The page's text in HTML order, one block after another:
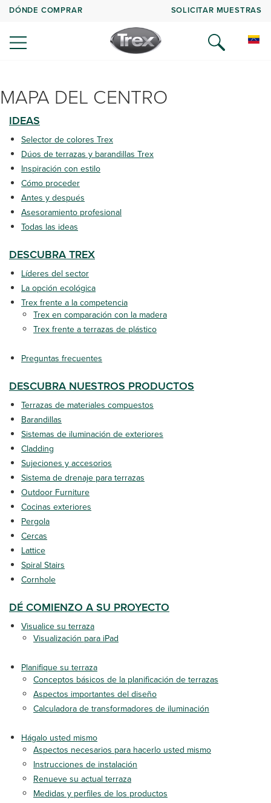
DÓNDE COMPRAR SOLICITAR MUESTRAS
MAPA DEL CENTRO
IDEAS
Selector de colores Trex
Dúos de terrazas y barandillas Trex
Inspiración con estilo
Cómo proceder
Antes y después
Asesoramiento profesional
Todas las ideas
DESCUBRA TREX
Líderes del sector
La opción ecológica
Trex frente a la competencia
Trex en comparación con la madera
Trex frente a terrazas de plástico
Preguntas frecuentes
DESCUBRA NUESTROS PRODUCTOS
Terrazas de materiales compuestos
Barandillas
Sistemas de iluminación de exteriores
Cladding
Sujeciones y accesorios
Sistema de drenaje para terrazas
Outdoor Furniture
Cocinas exteriores
Pergola
Cercas
Lattice
Spiral Stairs
Cornhole
DÉ COMIENZO A SU PROYECTO
Visualice su terraza
Visualización para iPad
Planifique su terraza
Conceptos básicos de la planificación de terrazas
Aspectos importantes del diseño
Calculadora de transformadores de iluminación
Hágalo usted mismo
Aspectos necesarios para hacerlo usted mismo
Instrucciones de instalación
Renueve su actual terraza
Medidas y perfiles de los productos